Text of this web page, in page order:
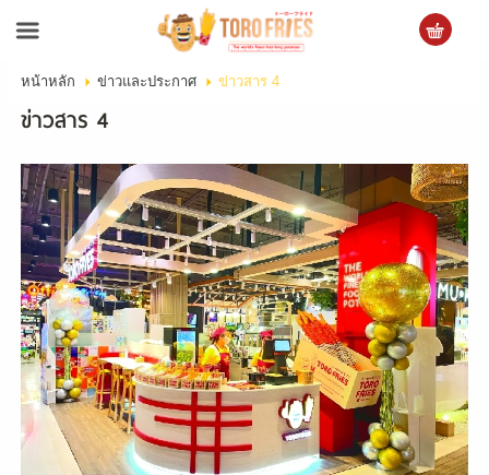
สินค้าที่สนใจ( 0 )
หน้าหลัก
ข้อมูลบริษัท
สินค้า
บริการ
ข่าวสาร
หน้าหลัก ข่าวและประกาศ ข่าวสาร 4
ข่าวสาร 4